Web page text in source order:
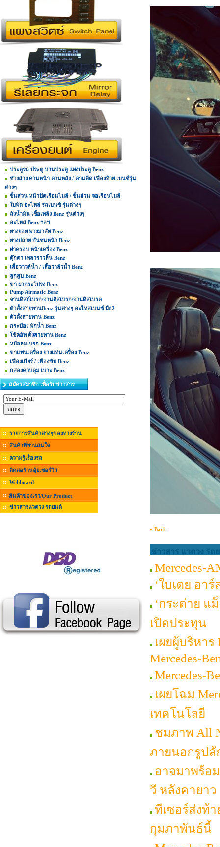
ประตูรถ ประตู บานประตู แผงประตู Benz
ช่วงล่าง คานหน้า คานหลัง / คานติด เฟืองท้าย เบนซ์รุ่น
ต่างๆ
ชิ้นส่วน หน้าปัดเรือนไมล์ / ชิ้นส่วน จอเรือนไมล์
ใบพัด อะไหล่ รถเบนซ์ รุ่นต่างๆ
ถังน้ำมัน เชื้อเพลิง Benz รุ่นต่างๆ
อะไหล่ Benz ฯลฯ
ยางยอย พวงมาลัย Benz
ยางปลาย กันชนหน้า Benz
ฝาครอบ หน้าเครื่อง Benz
ตุ๊กตา เพลาราวลิ้น Benz
เสื้อวาวล์น้ำ / เสื้อวาล์วน้ำ Benz
ลูกสูบ Benz
ขา ฝากระโปรง Benz
Pump Airmatic Benz
จานดิสก์เบรก/จานดิสเบรก/จานดิสเบรค
ตัวตั้งสายพานBenz รุ่นต่างๆ อะไหล่เบนซ์ มือ2
ตัวตั้งสายพาน Benz
กระป๋อง พักน้ำ Benz
โช้คอัพ ตั้งสายพาน Benz
หม้อลมเบรก Benz
ขาแท่นเครื่อง ยางแท่นเครื่อง Benz
เฟืองเกียร์ / เฟืองขับ Benz
กล่องควบคุม เบาะ Benz
สมัครสมาชิก เพื่อรับข่าวสาร
รายการสินค้าต่างๆของทางร้าน
สินค้าที่ท่านสนใจ
ความรู้เรื่องรถ
ติดต่อร้านอุ้ยเซอร์วิส
Webboard
สินค้าของเรา/Our Product
ข่าวสารแวดวง รถยนต์
« Back
ข่าวสาร แวดวง รถ
Mercedes-
‘ใบเตย อา
‘กระต่าย แ
เปิดประทุน
เผยผู้บริหา
Mercedes-
Mercedes-
เผยโฉม
เทคโนโลยี
ชมภาพ All
ภายนอกรูป
อาจมาพร้อม
วี หลังคายา
ทีเซอร์ส่งท้า
กุมภาพันธ์นี้